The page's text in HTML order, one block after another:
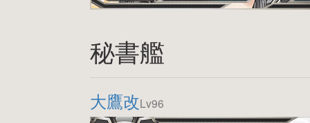
秘書艦
大鷹改Lv96